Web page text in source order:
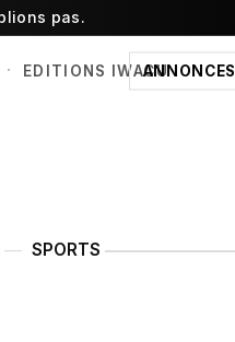
pas.
ANNONCES
· EDITIONS IWACU
SPORTS